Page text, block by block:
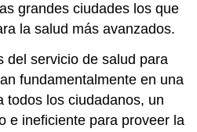
grandes ciudades los que
la salud más avanzados.
del servicio de salud para
fundamentalmente en una
todos los ciudadanos, un
e ineficiente para proveer la